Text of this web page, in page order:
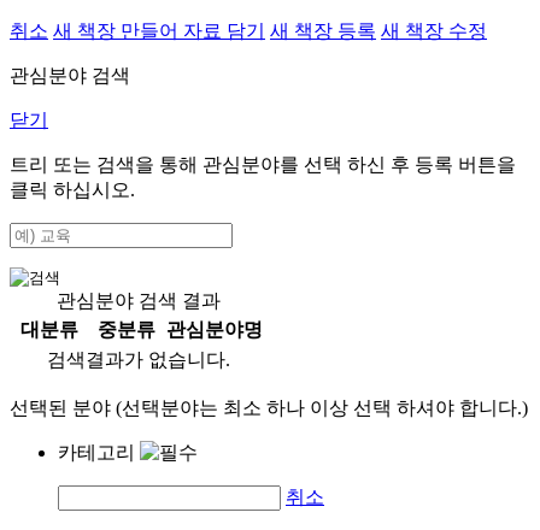
취소 새 책장 만들어 자료 담기 새 책장 등록 새 책장 수정
관심분야 검색
닫기
트리 또는 검색을 통해 관심분야를 선택 하신 후 등록 버튼을
클릭 하십시오.
관심분야 검색 결과
대분류
중분류
관심분야명
검색결과가 없습니다.
선택된 분야 (선택분야는 최소 하나 이상 선택 하셔야 합니다.)
카테고리
취소